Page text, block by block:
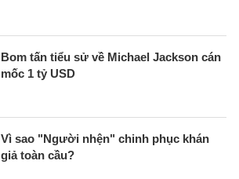
Bom tấn tiểu sử về Michael Jackson cán
mốc 1 tỷ USD
Vì sao "Người nhện" chinh phục khán
giả toàn cầu?